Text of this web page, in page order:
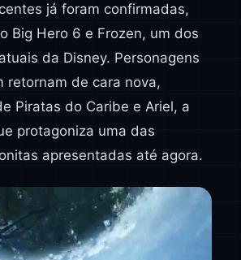
já foram confirmadas,
Big Hero 6 e Frozen, um dos
da Disney. Personagens
retornam de cara nova,
Piratas do Caribe e Ariel, a
protagoniza uma das
apresentadas até agora.